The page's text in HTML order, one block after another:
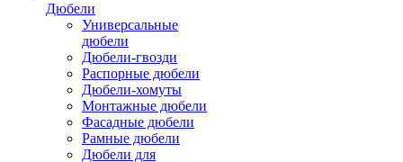
Дюбели
Универсальные
дюбели
Дюбели-гвозди
Распорные дюбели
Дюбели-хомуты
Монтажные дюбели
Фасадные дюбели
Рамные дюбели
Дюбели для